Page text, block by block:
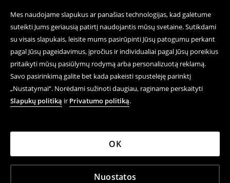
Mes naudojame slapukus ar panašias technologijas, kad galėtume
suteikti Jums geriausią patirtį naudojantis mūsų svetaine. Sutikdami
su visais slapukais, leisite mums pasirūpinti Jūsų patogumu perkant
pagal Jūsų pageidavimus, įpročius ir individualiai pagal Jūsų poreikius
pritaikyti mūsų pasiūlymų rodymą arba personalizuotą reklamą.
Savo pasirinkimą galite bet kada pakeisti spustelėję parinktį
„Nustatymai“. Norėdami sužinoti daugiau, raginame perskaityti
Slapukų politiką ir Privatumo politiką.
Nuostatos
OK